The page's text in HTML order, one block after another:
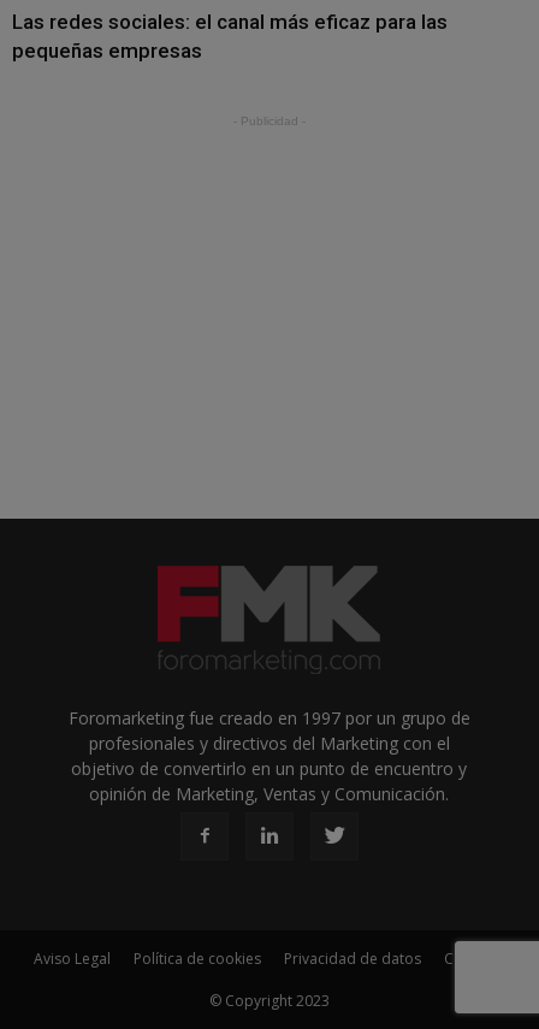
Las redes sociales: el canal más eficaz para las
pequeñas empresas
- Publicidad -
Foromarketing fue creado en 1997 por un grupo de
profesionales y directivos del Marketing con el
objetivo de convertirlo en un punto de encuentro y
opinión de Marketing, Ventas y Comunicación.
Aviso Legal Política de cookies Privacidad de datos Contacto
© Copyright 2023